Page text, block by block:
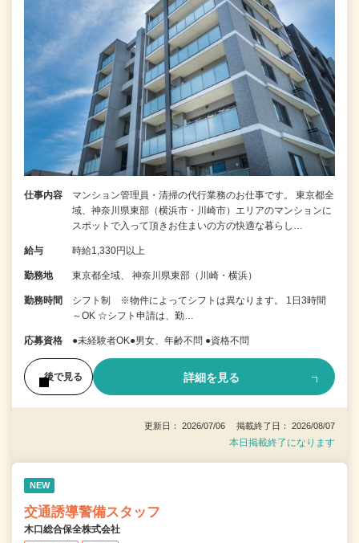
仕事内容
マンション管理員・清掃の代行業務のお仕事です。 東京都全
域、神奈川県東部（横浜市・川崎市）エリアのマンションに
スポットで入って頂きお住まいの方の快適な暮らし…
給与 時給1,330円以上
勤務地 東京都全域、 神奈川県東部（川崎・横浜）
勤務時間
シフト制 ※物件によってシフトは異なります。 1日3時間
～OK ☆シフト申請は、勤…
応募資格 ●未経験者OK●男女、年齢不問 ●資格不問
後で見る 詳細を見る
更新日： 2026/07/06 掲載終了日： 2026/08/07
本日掲載終了になります
NEW
交通誘導警備スタッフ
木口総合保全株式会社